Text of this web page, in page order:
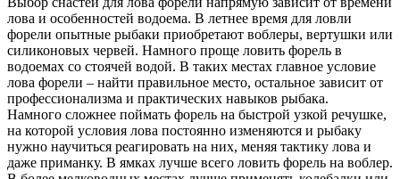
лова и особенностей водоема. В летнее время для ловли
форели опытные рыбаки приобретают воблеры, вертушки или
силиконовых червей. Намного проще ловить форель в
водоемах со стоячей водой. В таких местах главное условие
лова форели – найти правильное место, остальное зависит от
профессионализма и практических навыков рыбака.
Намного сложнее поймать форель на быстрой узкой речушке,
на которой условия лова постоянно изменяются и рыбаку
нужно научиться реагировать на них, меняя тактику лова и
даже приманку. В ямках лучше всего ловить форель на воблер.